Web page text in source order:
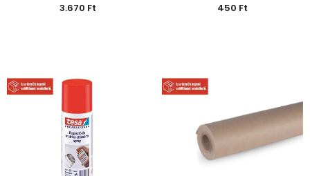
3.670 Ft 450 Ft